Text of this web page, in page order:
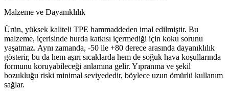
Malzeme ve Dayanıklılık
Ürün, yüksek kaliteli TPE hammaddeden imal edilmiştir. Bu
malzeme, içerisinde hurda katkısı içermediği için koku sorunu
yaşatmaz. Aynı zamanda, -50 ile +80 derece arasında dayanıklılık
gösterir, bu da hem aşırı sıcaklarda hem de soğuk hava koşullarında
formunu koruyabileceği anlamına gelir. Yıpranma ve şekil
bozukluğu riski minimal seviyededir, böylece uzun ömürlü kullanım
sağlar.